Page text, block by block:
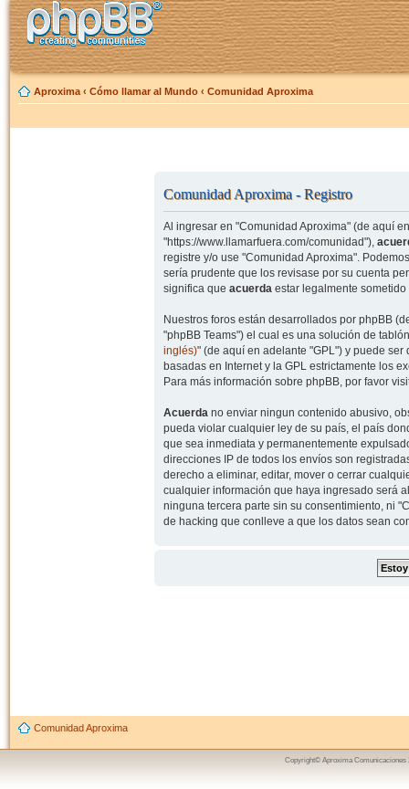
Aproxima ‹ Cómo llamar al Mundo ‹ Comunidad Aproxima
Comunidad Aproxima - Registro
Al ingresar en "Comunidad Aproxima" (de aquí
"https://www.llamarfuera.com/comunidad"),
registre y/o use "Comunidad Aproxima".
sería prudente que los revisase por su cuenta
significa que acuerdaestar legalmente sometido
Nuestros foros están desarrollados por phpBB
"phpBB Teams") el cual es una solución de
inglés)" (de aquí en adelante "GPL") y puede
basadas en Internet y la GPL estrictamente los
Para más información sobre phpBB, por favor
Acuerdano enviar ningun contenido abusivo,
pueda violar cualquier ley de su país, el país
que sea inmediata y permanentemente
direcciones IP de todos los envíos son
derecho a eliminar, editar, mover o cerrar
cualquier información que haya ingresado será
ninguna tercera parte sin su consentimiento, ni
de hacking que conlleve a que los datos sean
Comunidad Aproxima
Copyright© Aproxima Comunicaciones